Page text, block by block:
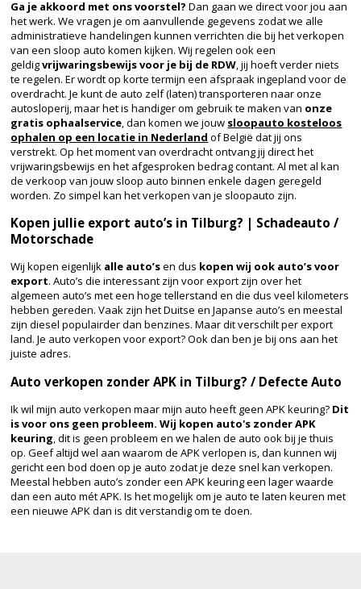
Ga je akkoord met ons voorstel? Dan gaan we direct voor jou aan
het werk. We vragen je om aanvullende gegevens zodat we alle
administratieve handelingen kunnen verrichten die bij het verkopen
van een sloop auto komen kijken. Wij regelen ook een
geldigvrijwaringsbewijs voor je bij de RDW, jij hoeft verder niets
te regelen. Er wordt op korte termijn een afspraak ingepland voor de
overdracht. Je kunt de auto zelf (laten) transporteren naar onze
autosloperij, maar het is handiger om gebruik te maken van onze
gratis ophaalservice, dan komen we jouw sloopauto kosteloos
ophalen op een locatie in Nederland of België dat jij ons
verstrekt. Op het moment van overdracht ontvang jij direct het
vrijwaringsbewijs en het afgesproken bedrag contant. Al met al kan
de verkoop van jouw sloop auto binnen enkele dagen geregeld
worden. Zo simpel kan het verkopen van je sloopauto zijn.
Kopen jullie export auto’s in Tilburg? | Schadeauto /
Motorschade
Wij kopen eigenlijk alle auto’sen dus kopen wij ook auto’s voor
export. Auto’s die interessant zijn voor export zijn over het
algemeen auto’s met een hoge tellerstand en die dus veel kilometers
hebben gereden. Vaak zijn het Duitse en Japanse auto’s en meestal
zijn diesel populairder dan benzines. Maar dit verschilt per export
land. Je auto verkopen voor export? Ook dan ben je bij ons aan het
juiste adres.
Auto verkopen zonder APK in Tilburg? / Defecte Auto
Ik wil mijn auto verkopen maar mijn auto heeft geen APK keuring? Dit
is voor ons geen probleem. Wij kopen auto's zonder APK
keuring, dit is geen probleem en we halen de auto ook bij je thuis
op. Geef altijd wel aan waarom de APK verlopen is, dan kunnen wij
gericht een bod doen op je auto zodat je deze snel kan verkopen.
Meestal hebben auto’s zonder een APK keuring een lager waarde
dan een auto mét APK. Is het mogelijk om je auto te laten keuren met
een nieuwe APK dan is dit verstandig om te doen.